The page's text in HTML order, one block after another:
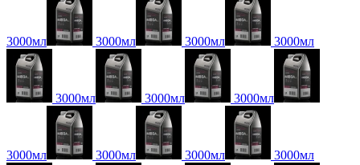
3000мл 3000мл 3000мл 3000мл
3000мл 3000мл 3000мл
3000мл 3000мл 3000мл 3000мл